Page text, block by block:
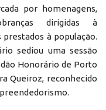
por homenagens,
dirigidas à
à população.
sediou uma sessão
Honorário de Porto
Queiroz, reconhecido